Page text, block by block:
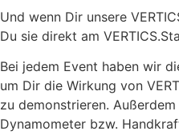
Und wenn Dir unsere
Du sie direkt am
Bei jedem Event haben wir
um Dir die Wirkung von
zu demonstrieren.
Dynamometer bzw.